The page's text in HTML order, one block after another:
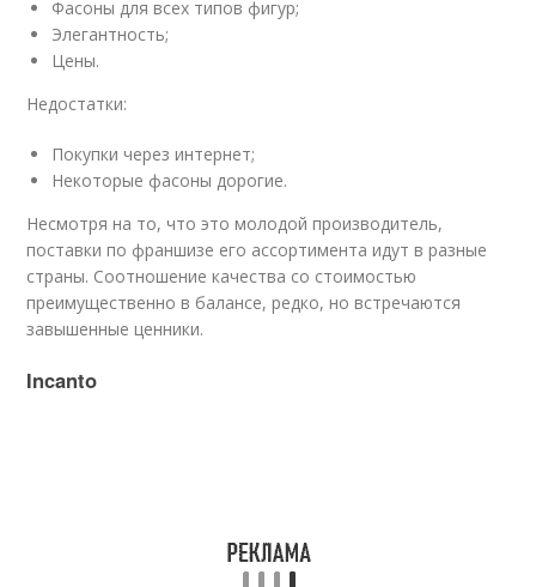
Фасоны для всех типов фигур;
Элегантность;
Цены.
Недостатки:
Покупки через интернет;
Некоторые фасоны дорогие.
Несмотря на то, что это молодой производитель,
поставки по франшизе его ассортимента идут в разные
страны. Соотношение качества со стоимостью
преимущественно в балансе, редко, но встречаются
завышенные ценники.
Incanto